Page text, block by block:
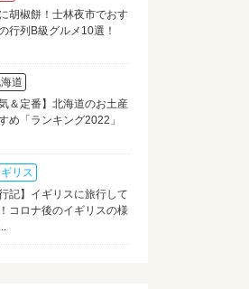
胡椒餅！士林夜市でおす
行列B級グルメ10選！
道
気＆定番】北海道のお土産
め「ランキング2022」
リス
行記】イギリスに旅行して
コロナ後のイギリスの様